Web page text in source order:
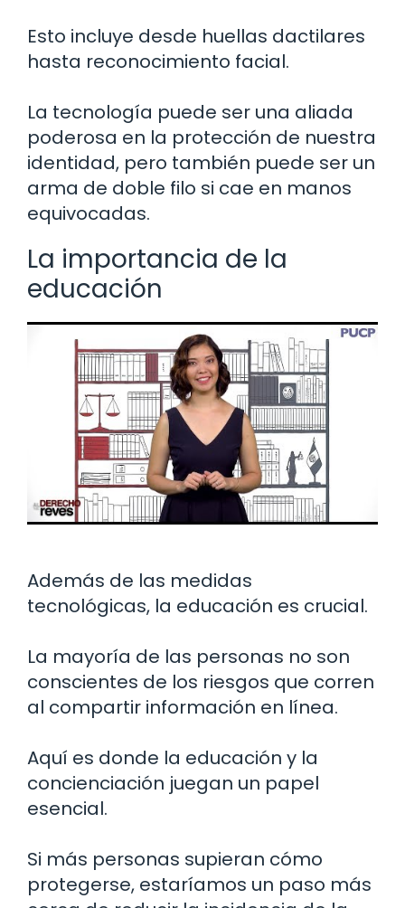
Esto incluye desde huellas dactilares
hasta reconocimiento facial.
La tecnología puede ser una aliada
poderosa en la protección de nuestra
identidad, pero también puede ser un
arma de doble filo si cae en manos
equivocadas.
La importancia de la
educación
Además de las medidas
tecnológicas, la educación es crucial.
La mayoría de las personas no son
conscientes de los riesgos que corren
al compartir información en línea.
Aquí es donde la educación y la
concienciación juegan un papel
esencial.
Si más personas supieran cómo
protegerse, estaríamos un paso más